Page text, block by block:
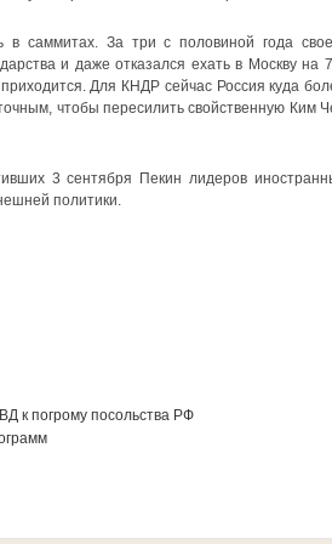
саммитах. За три с половиной года
и даже отказался ехать в Москву на
Для КНДР сейчас Россия куда
чтобы пересилить свойственную Ким
3 сентября Пекин лидеров
политики.
к погрому посольства РФ